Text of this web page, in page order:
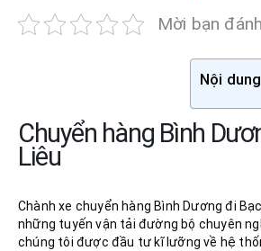
Mời bạn
Nội
Chuyển hàng Bình
Liêu
Chành xe chuyển hàng Bình Dương đi
những tuyến vận tải đường bộ chuyên
chúng tôi được đầu tư kĩ lưỡng về hệ